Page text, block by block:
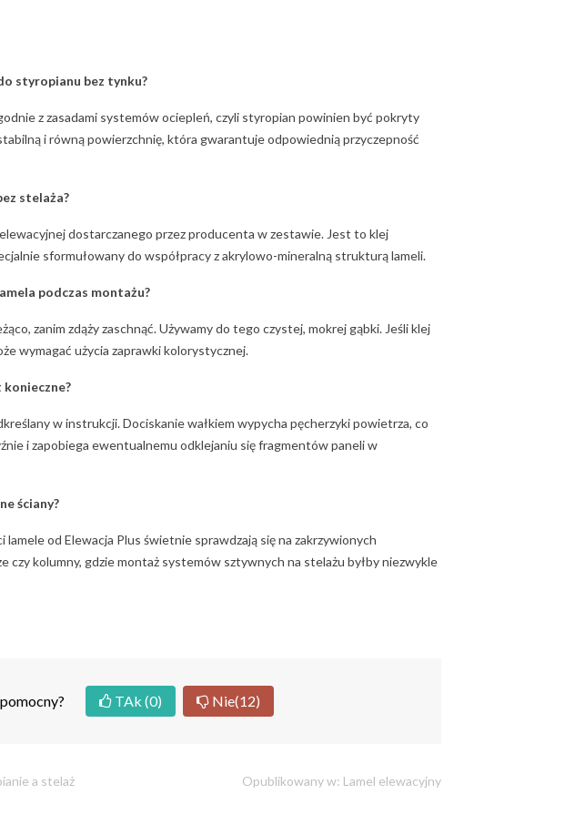
styropianu bez tynku?
z zasadami systemów ociepleń, czyli styropian powinien być pokryty
i równą powierzchnię, która gwarantuje odpowiednią przyczepność
stelaża?
dostarczanego przez producenta w zestawie. Jest to klej
sformułowany do współpracy z akrylowo-mineralną strukturą lameli.
podczas montażu?
zanim zdąży zaschnąć. Używamy do tego czystej, mokrej gąbki. Jeśli klej
wymagać użycia zaprawki kolorystycznej.
konieczne?
w instrukcji. Dociskanie wałkiem wypycha pęcherzyki powietrza, co
i zapobiega ewentualnemu odklejaniu się fragmentów paneli w
ściany?
od Elewacja Plus świetnie sprawdzają się na zakrzywionych
czy kolumny, gdzie montaż systemów sztywnych na stelażu byłby niezwykle
TAk (0) Nie(12)
a stelaż Opublikowany w: Lamel elewacyjny